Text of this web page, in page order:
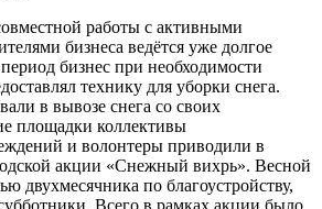
работы с активными
бизнеса ведётся уже долгое
бизнес при необходимости
технику для уборки снега.
в вывозе снега со своих
площадки коллективы
и волонтеры приводили в
акции «Снежный вихрь». Весной
двухмесячника по благоустройству,
Всего в рамках акции было